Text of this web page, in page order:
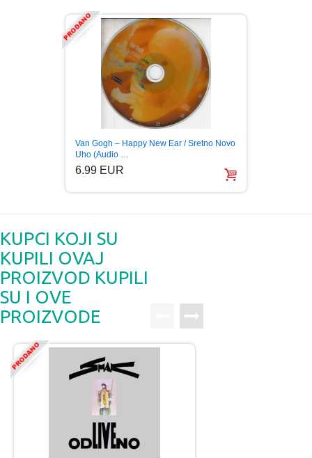
Van Gogh – Happy New Ear / Sretno Novo
Uho (Audio …
6.99 EUR
KUPCI KOJI SU
KUPILI OVAJ
PROIZVOD KUPILI
SU I OVE
PROIZVODE